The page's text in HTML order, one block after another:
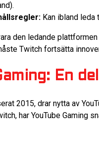
Kan ibland
den ledande
Twitch fortsätta
En
2015, drar nytta av
har YouTube Gaming